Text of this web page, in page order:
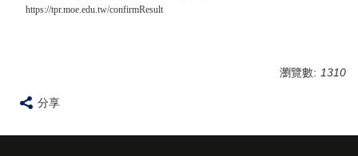
https://tpr.moe.edu.tw/confirmResult
瀏覽數: 1310
分享